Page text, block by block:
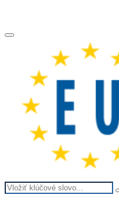
Primary
Search
for: